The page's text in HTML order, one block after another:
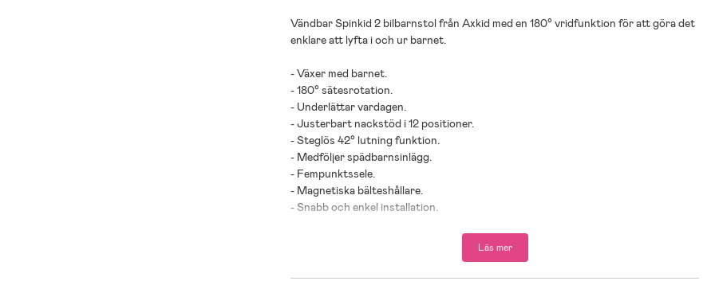
Vändbar Spinkid 2 bilbarnstol från Axkid med en 180° vridfunktion för att göra det
enklare att lyfta i och ur barnet.
- Växer med barnet.
- 180° sätesrotation.
- Underlättar vardagen.
- Justerbart nackstöd i 12 positioner.
- Steglös 42° lutning funktion.
- Medföljer spädbarnsinlägg.
- Fempunktssele.
- Magnetiska bälteshållare.
- Snabb och enkel installation.
Läs mer